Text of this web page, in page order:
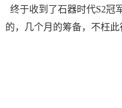
终于收到了石器时代S2冠
的，几个月的筹备，不枉此